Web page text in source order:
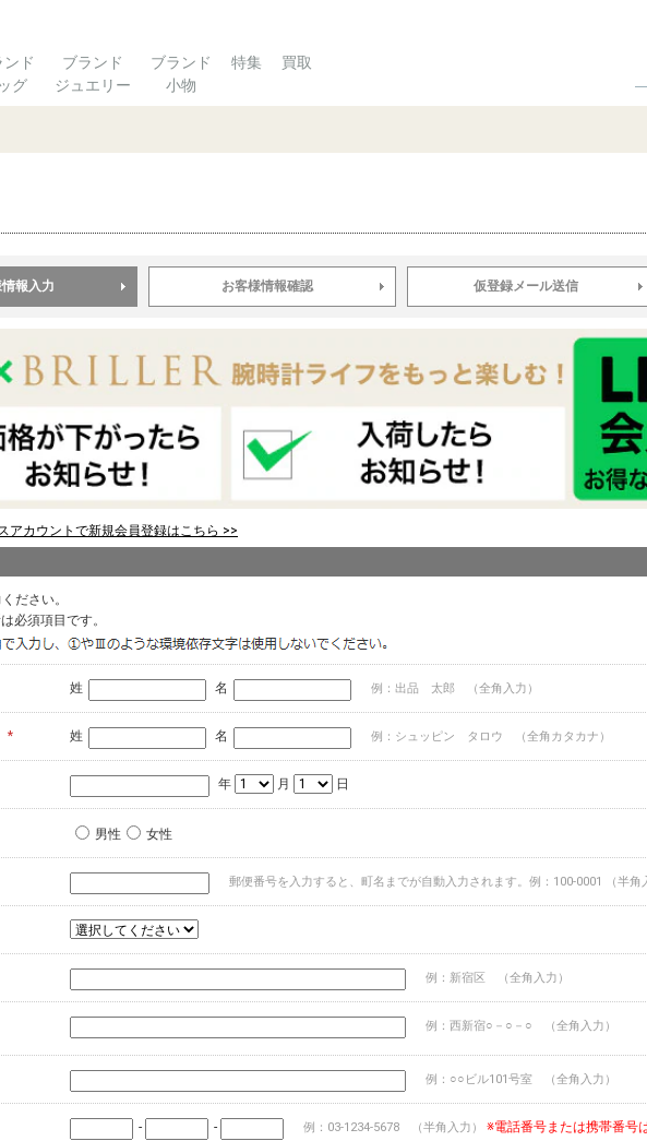
ンド
グ
ブランド
ジュエリー
ブランド
小物
特集 買取
報入力 お客様情報確認 仮登録メール送信
アカウントで新規会員登録はこちら >>
ださい。
必須項目です。
姓 名 例：出品 太郎 （全角入力）
* 姓 名 例：シュッピン タロウ （全角カタカナ）
年 月 日
男性 女性
郵便番号を入力すると、町名までが自動入力されます。例：100-0001 （半角
例：新宿区 （全角入力）
例：西新宿○－○－○ （全角入力）
例：○○ビル101号室 （全角入力）
- - 例：03-1234-5678 （半角入力） ※電話番号または携帯番号